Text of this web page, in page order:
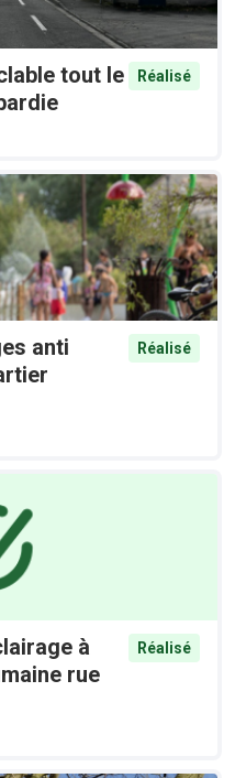
tout le
Réalisé
anti
Réalisé
à
rue
Réalisé